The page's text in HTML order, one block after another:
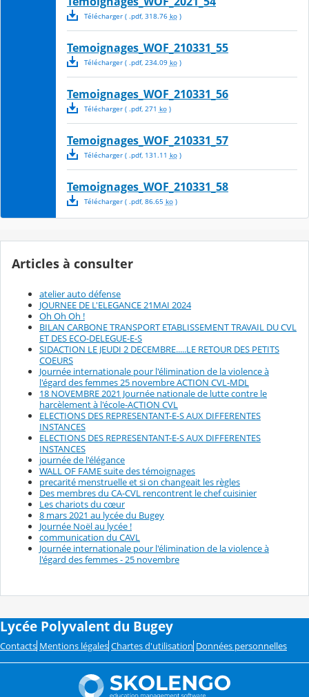
Télécharger( .pdf, 318.76 ko)
Temoignages_WOF_210331_55
Télécharger( .pdf, 234.09 ko)
Temoignages_WOF_210331_56
Télécharger( .pdf, 271 ko)
Temoignages_WOF_210331_57
Télécharger( .pdf, 131.11 ko)
Temoignages_WOF_210331_58
Télécharger( .pdf, 86.65 ko)
Articles à consulter
atelier auto défense
JOURNEE DE L'ELEGANCE 21MAI 2024
Oh Oh Oh !
BILAN CARBONE TRANSPORT ETABLISSEMENT TRAVAIL DU CVL
ET DES ECO-DELEGUE-E-S
SIDACTION LE JEUDI 2 DECEMBRE.....LE RETOUR DES PETITS
COEURS
Journée internationale pour l'élimination de la violence à
l'égard des femmes 25 novembre ACTION CVL-MDL
18 NOVEMBRE 2021 Journée nationale de lutte contre le
harcèlement à l'école-ACTION CVL
ELECTIONS DES REPRESENTANT-E-S AUX DIFFERENTES
INSTANCES
ELECTIONS DES REPRESENTANT-E-S AUX DIFFERENTES
INSTANCES
journée de l'élégance
WALL OF FAME suite des témoignages
precarité menstruelle et si on changeait les règles
Des membres du CA-CVL rencontrent le chef cuisinier
Les chariots du cœur
8 mars 2021 au lycée du Bugey
Journée Noël au lycée !
communication du CAVL
Journée internationale pour l'élimination de la violence à
l'égard des femmes - 25 novembre
Lycée Polyvalent du Bugey
Contacts Mentions légales Chartes d'utilisation Données personnelles